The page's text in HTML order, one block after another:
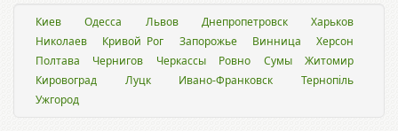
Киев Одесса Львов Днепропетровск
Харьков
Николаев
Кривой Рог Запорожье Винница
Херсон
Полтава
Чернигов Черкассы Ровно Сумы
Житомир
Кировоград
Луцк Ивано-Франковск
Тернопіль
Ужгород